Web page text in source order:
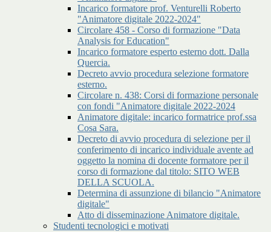
Incarico formatore prof. Venturelli Roberto
"Animatore digitale 2022-2024"
Circolare 458 - Corso di formazione "Data
Analysis for Education"
Incarico formatore esperto esterno dott. Dalla
Quercia.
Decreto avvio procedura selezione formatore
esterno.
Circolare n. 438: Corsi di formazione personale
con fondi "Animatore digitale 2022-2024
Animatore digitale: incarico formatrice prof.ssa
Cosa Sara.
Decreto di avvio procedura di selezione per il
conferimento di incarico individuale avente ad
oggetto la nomina di docente formatore per il
corso di formazione dal titolo: SITO WEB
DELLA SCUOLA.
Determina di assunzione di bilancio "Animatore
digitale"
Atto di disseminazione Animatore digitale.
Studenti tecnologici e motivati